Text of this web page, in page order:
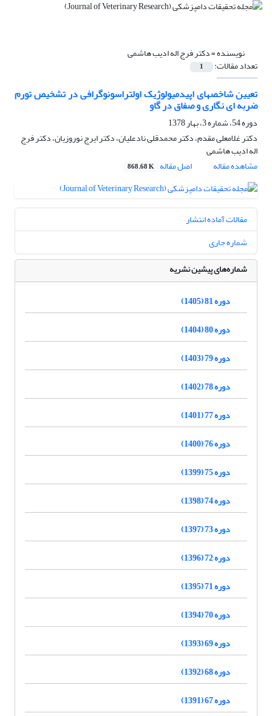
نویسنده =دکتر فرج اله ادیب هاشمی
تعداد مقالات: 1
تعیین شاخصهای اپیدمیولوژیک اولتراسونوگرافی در تشخیص تورم
ضربه ای نگاری و صفاق در گاو
دوره 54، شماره 3، بهار 1378
دکتر غلامعلی مقدم، دکتر محمدقلی نادعلیان، دکتر ایرج نوروزیان، دکتر فرج
اله ادیب هاشمی
مشاهده مقاله
اصل مقاله 868.68 K
مقالات آماده انتشار
شماره جاری
شماره‌های پیشین نشریه
دوره 81 (1405)
دوره 80 (1404)
دوره 79 (1403)
دوره 78 (1402)
دوره 77 (1401)
دوره 76 (1400)
دوره 75 (1399)
دوره 74 (1398)
دوره 73 (1397)
دوره 72 (1396)
دوره 71 (1395)
دوره 70 (1394)
دوره 69 (1393)
دوره 68 (1392)
دوره 67 (1391)